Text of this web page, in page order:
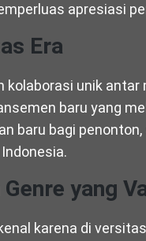
apresiasi
Era
kolaborasi unik
baru yang
baru bagi
yang
karena di